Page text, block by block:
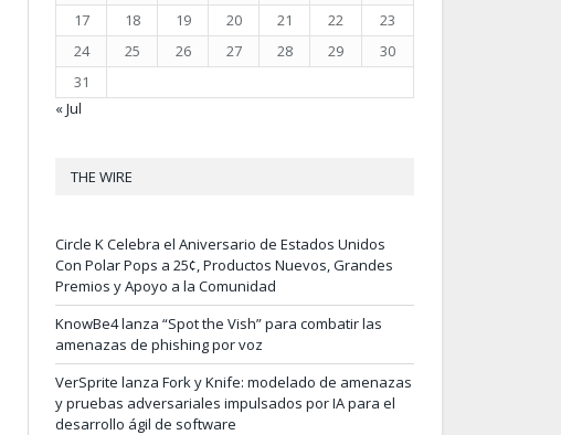
17
18 19 20 21 22
23
24
25 26 27 28 29
30
31
« Jul
THE WIRE
Circle K Celebra el Aniversario de Estados Unidos
Con Polar Pops a 25¢, Productos Nuevos, Grandes
Premios y Apoyo a la Comunidad
KnowBe4 lanza “Spot the Vish” para combatir las
amenazas de phishing por voz
VerSprite lanza Fork y Knife: modelado de amenazas
y pruebas adversariales impulsados por IA para el
desarrollo ágil de software